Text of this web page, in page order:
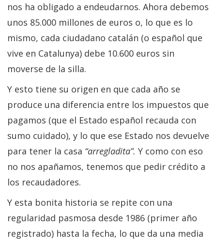
nos ha obligado a endeudarnos. Ahora debemos
unos 85.000 millones de euros o, lo que es lo
mismo, cada ciudadano catalán (o español que
vive en Catalunya) debe 10.600 euros sin
moverse de la silla.
Y esto tiene su origen en que cada año se
produce una diferencia entre los impuestos que
pagamos (que el Estado español recauda con
sumo cuidado), y lo que ese Estado nos devuelve
para tener la casa “arregladita”. Y como con eso
no nos apañamos, tenemos que pedir crédito a
los recaudadores.
Y esta bonita historia se repite con una
regularidad pasmosa desde 1986 (primer año
registrado) hasta la fecha, lo que da una media